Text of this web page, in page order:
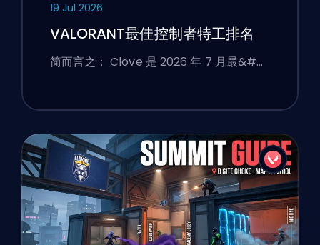
19 Jul 2026
VALORANT最佳控制者特工排名
简而言之： Clove 是 2026 年 7 月最&#…